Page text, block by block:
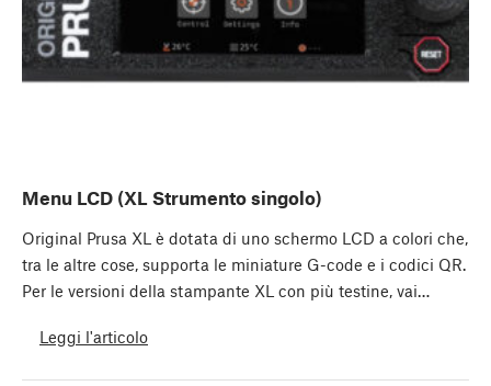
Menu LCD (XL Strumento singolo)
Original Prusa XL è dotata di uno schermo LCD a colori che,
tra le altre cose, supporta le miniature G-code e i codici QR.
Per le versioni della stampante XL con più testine, vai…
Leggi l'articolo